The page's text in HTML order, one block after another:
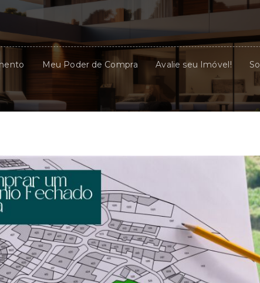
Meu Poder de Compra Avalie seu Imóvel!